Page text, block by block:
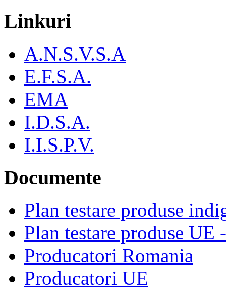
Linkuri
A.N.S.V.S.A
E.F.S.A.
EMA
I.D.S.A.
I.I.S.P.V.
Documente
Plan testare produse
Plan testare produse UE
Producatori Romania
Producatori UE